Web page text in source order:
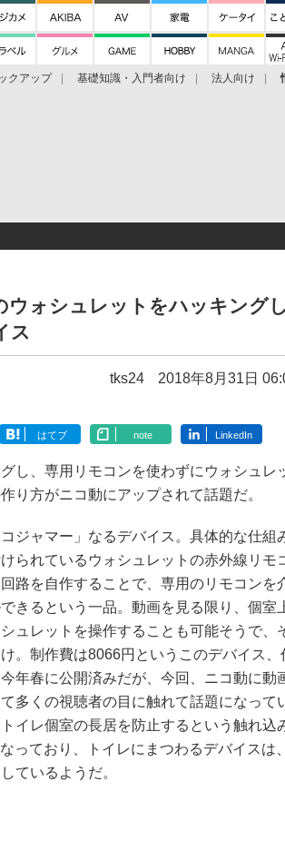
クアップ 基礎知識・入門者向け 法人向け
ォシュレットをハッキングし
ス
tks24 2018年8月31日
はてブ note LinkedIn
し、専用リモコンを使わずにウォシュレ
り方がニコ動にアップされて話題だ。
ジャマー」なるデバイス。具体的な仕組
られているウォシュレットの赤外線リモ
路を自作することで、専用のリモコンを
きるという一品。動画を見る限り、個室
ュレットを操作することも可能そうで、
。制作費は8066円というこのデバイス、
年春に公開済みだが、今回、ニコ動に動
多くの視聴者の目に触れて話題になって
イレ個室の長居を防止するという触れ込
っており、トイレにまつわるデバイスは、
ているようだ。